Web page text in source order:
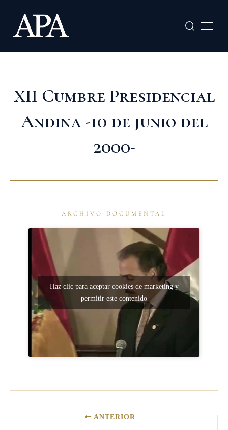
contenido
XII Cumbre Presidencial
Andina -10 de junio del
2000-
Haz clic para aceptar cookies de marketing y
permitir este contenido
ANTERIOR